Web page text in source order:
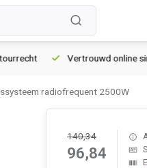
Vertrouwd online sinds
radiofrequent 2500W
140,34
96,84